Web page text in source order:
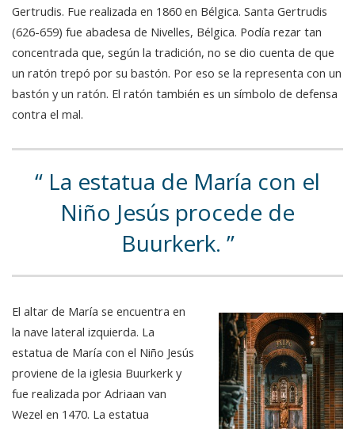
Gertrudis. Fue realizada en 1860 en Bélgica. Santa Gertrudis
(626-659) fue abadesa de Nivelles, Bélgica. Podía rezar tan
concentrada que, según la tradición, no se dio cuenta de que
un ratón trepó por su bastón. Por eso se la representa con un
bastón y un ratón. El ratón también es un símbolo de defensa
contra el mal.
La estatua de María con el
Niño Jesús procede de
Buurkerk.
El altar de María se encuentra en
la nave lateral izquierda. La
estatua de María con el Niño Jesús
proviene de la iglesia Buurkerk y
fue realizada por Adriaan van
Wezel en 1470. La estatua